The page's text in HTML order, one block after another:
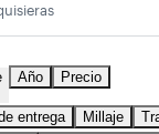
Año Precio
entrega Millaje